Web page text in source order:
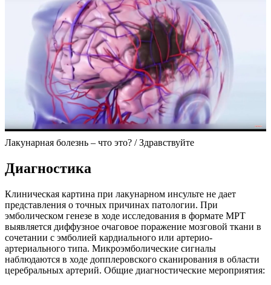
Лакунарная болезнь – что это? / Здравствуйте
Диагностика
Клиническая картина при лакунарном инсульте не дает
представления о точных причинах патологии. При
эмболическом генезе в ходе исследования в формате МРТ
выявляется диффузное очаговое поражение мозговой ткани в
сочетании с эмболией кардиального или артерио-
артериального типа. Микроэмболические сигналы
наблюдаются в ходе допплеровского сканирования в области
церебральных артерий. Общие диагностические мероприятия: